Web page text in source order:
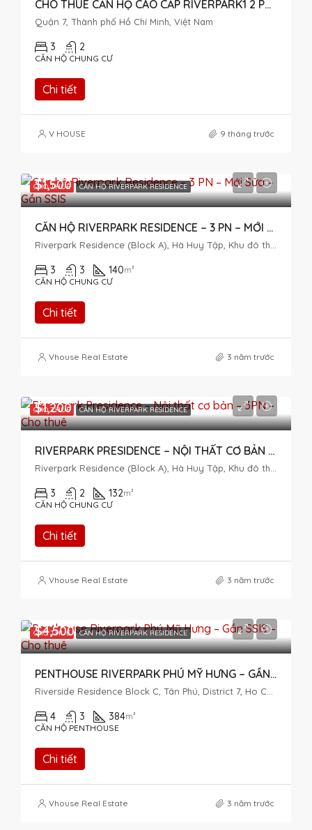
CHO THUÊ CĂN HỘ CAO CẤP RIVERPARK1 2 PHÒNG NGỦ
Quận 7, Thành phố Hồ Chí Minh, Việt Nam
3 2
CĂN HỘ CHUNG CƯ
Chi tiết
V HOUSE 9 tháng trước
CHO THUÊ CĂN HỘ RIVERPARK RESIDENCE
$1,500
CĂN HỘ RIVERPARK RESIDENCE – 3 PN – MỚI SỬA – GẦN SSIS
3 3 140m²
CĂN HỘ CHUNG CƯ
Chi tiết
Vhouse Real Estate 3 năm trước
CHO THUÊ CĂN HỘ RIVERPARK RESIDENCE
$1,200
RIVERPARK PRESIDENCE – NỘI THẤT CƠ BẢN – 3PN – CHO THUÊ
3 2 132m²
CĂN HỘ CHUNG CƯ
Chi tiết
Vhouse Real Estate 3 năm trước
CHO THUÊ CĂN HỘ RIVERPARK RESIDENCE
$4,500
PENTHOUSE RIVERPARK PHÚ MỸ HƯNG – GẦN SSIS – CHO THUÊ
4 3 384m²
CĂN HỘ PENTHOUSE
Chi tiết
Vhouse Real Estate 3 năm trước